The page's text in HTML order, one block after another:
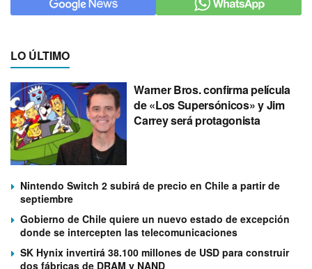
LO ÚLTIMO
Warner Bros. confirma película
de «Los Supersónicos» y Jim
Carrey será protagonista
Nintendo Switch 2 subirá de precio en Chile a partir de
septiembre
Gobierno de Chile quiere un nuevo estado de excepción
donde se intercepten las telecomunicaciones
SK Hynix invertirá 38.100 millones de USD para construir
dos fábricas de DRAM y NAND